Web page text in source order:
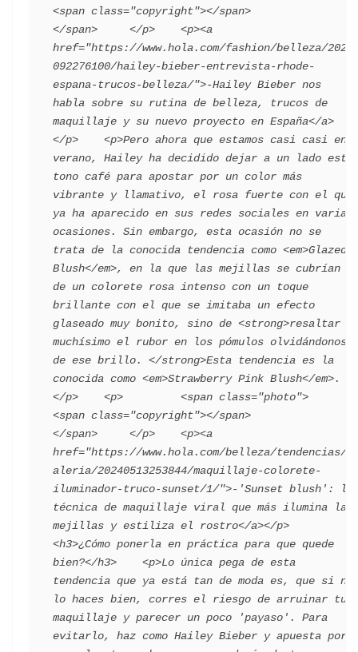
<span class="copyright"></span>
</span>     </p>    <p><a
href="https://www.hola.com/fashion/belleza/2023
092276100/hailey-bieber-entrevista-rhode-
espana-trucos-belleza/">-Hailey Bieber nos
habla sobre su rutina de belleza, trucos de
maquillaje y su nuevo proyecto en España</a>
</p>    <p>Pero ahora que estamos casi casi en
verano, Hailey ha decidido dejar a un lado este
tono café para apostar por un color más
vibrante y llamativo, el rosa fuerte con el que
ya ha aparecido en sus redes sociales en varias
ocasiones. Sin embargo, esta ocasión no se
trata de la conocida tendencia como <em>Glazed
Blush</em>, en la que las mejillas se cubrían
de un colorete rosa intenso con un toque
brillante con el que se imitaba un efecto
glaseado muy bonito, sino de <strong>resaltar
muchísimo el rubor en los pómulos olvidándonos
de ese brillo. </strong>Esta tendencia es la
conocida como <em>Strawberry Pink Blush</em>.
</p>    <p>         <span class="photo">
<span class="copyright"></span>
</span>     </p>    <p><a
href="https://www.hola.com/belleza/tendencias/g
aleria/20240513253844/maquillaje-colorete-
iluminador-truco-sunset/1/">-'Sunset blush': la
técnica de maquillaje viral que más ilumina las
mejillas y estiliza el rostro</a></p>
<h3>¿Cómo ponerla en práctica para que quede
bien?</h3>    <p>Lo única pega de esta
tendencia que ya está tan de moda es, que si no
lo haces bien, corres el riesgo de arruinar tu
maquillaje y parecer un poco 'payaso'. Para
evitarlo, haz como Hailey Bieber y apuesta por